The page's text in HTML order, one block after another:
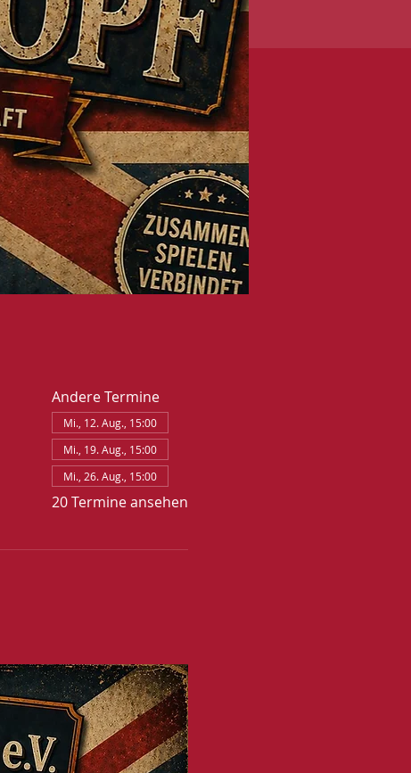
Andere Termine
Mi., 12. Aug., 15:00
Mi., 19. Aug., 15:00
Mi., 26. Aug., 15:00
20 Termine ansehen